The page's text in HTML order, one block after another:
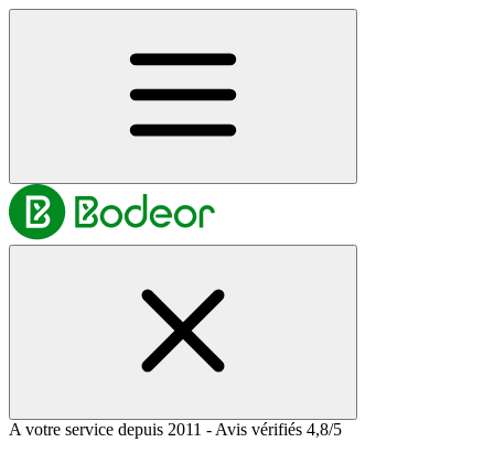
A votre service depuis 2011 - Avis vérifiés 4,8/5